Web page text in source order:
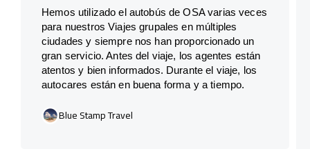
Hemos utilizado el autobús de OSA varias veces
para nuestros Viajes grupales en múltiples
ciudades y siempre nos han proporcionado un
gran servicio. Antes del viaje, los agentes están
atentos y bien informados. Durante el viaje, los
autocares están en buena forma y a tiempo.
Blue Stamp Travel